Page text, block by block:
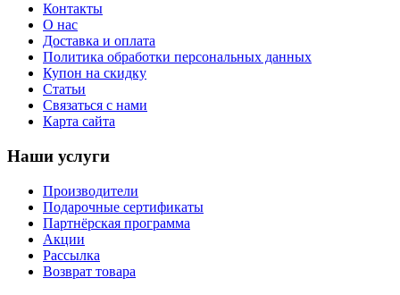
Контакты
О нас
Доставка и оплата
Политика обработки персональных данных
Купон на скидку
Статьи
Связаться с нами
Карта сайта
Наши услуги
Производители
Подарочные сертификаты
Партнёрская программа
Акции
Рассылка
Возврат товара